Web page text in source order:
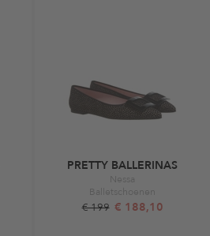
PRETTY BALLERINAS
Nessa
Balletschoenen
€ 199 € 188,10